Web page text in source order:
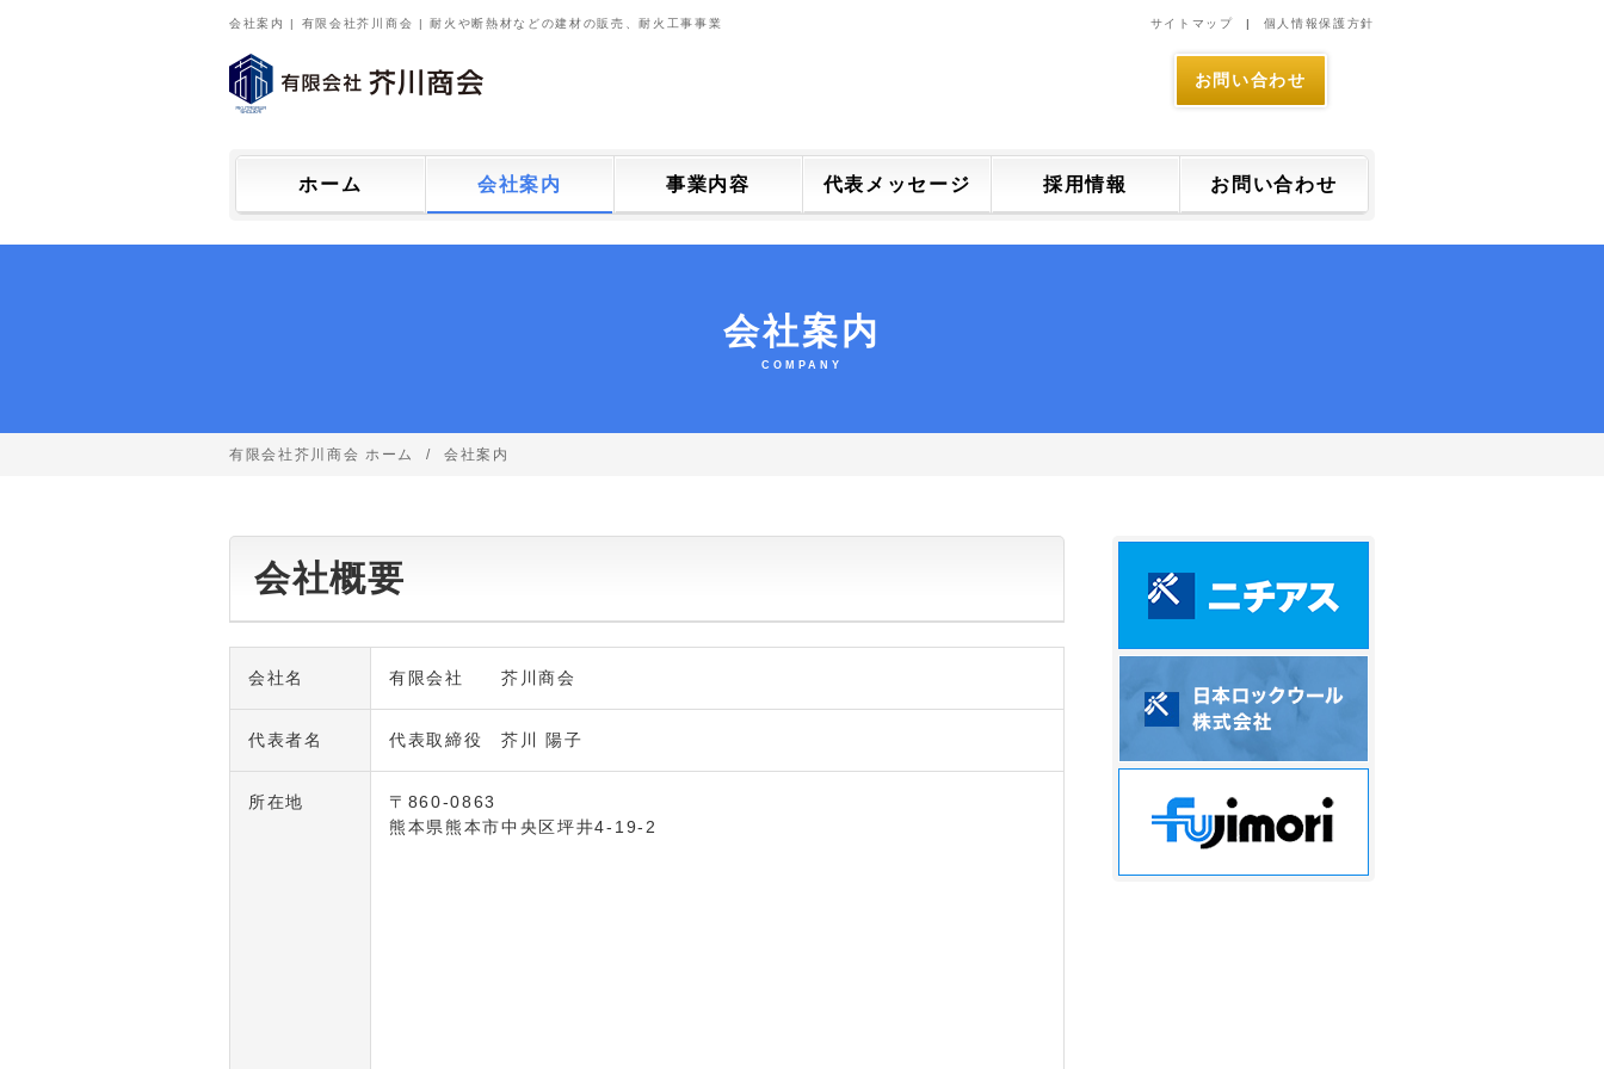
会社案内 | 有限会社芥川商会 | 耐火や断熱材などの建材の販売、耐火工事事業 サイトマップ 個人情報保護方針
お問い合わせ
ホーム 会社案内 事業内容 代表メッセージ 採用情報 お問い合わせ
会社案内
COMPANY
有限会社芥川商会 ホーム 会社案内
会社概要
会社名 有限会社 芥川商会
代表者名 代表取締役 芥川 陽子
所在地
〒860-0863
熊本県熊本市中央区坪井4-19-2